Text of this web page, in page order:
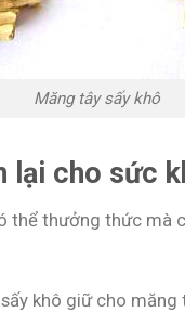
Măng tây sấy khô
lại cho sức
thể thưởng thức mà
khô giữ cho